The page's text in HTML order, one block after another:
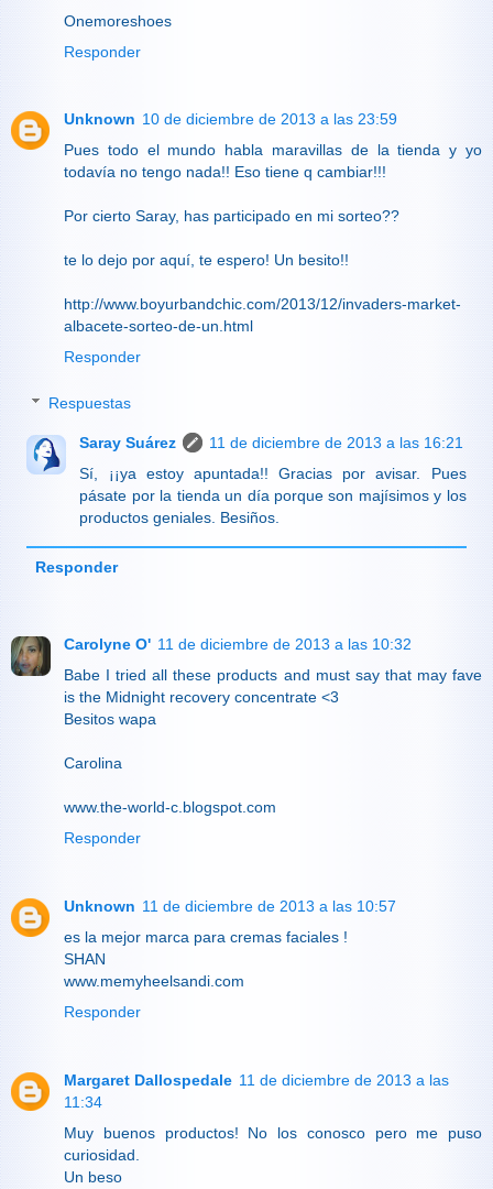
Onemoreshoes
Responder
Unknown 10 de diciembre de 2013 a las 23:59
Pues todo el mundo habla maravillas de la tienda y yo
todavía no tengo nada!! Eso tiene q cambiar!!!
Por cierto Saray, has participado en mi sorteo??
te lo dejo por aquí, te espero! Un besito!!
http://www.boyurbandchic.com/2013/12/invaders-market-
albacete-sorteo-de-un.html
Responder
Respuestas
Saray Suárez
11 de diciembre de 2013 a las 16:21
Sí, ¡¡ya estoy apuntada!! Gracias por avisar. Pues
pásate por la tienda un día porque son majísimos y los
productos geniales. Besiños.
Responder
Carolyne O' 11 de diciembre de 2013 a las 10:32
Babe I tried all these products and must say that may fave
is the Midnight recovery concentrate <3
Besitos wapa
Carolina
www.the-world-c.blogspot.com
Responder
Unknown 11 de diciembre de 2013 a las 10:57
es la mejor marca para cremas faciales !
SHAN
www.memyheelsandi.com
Responder
Margaret Dallospedale 11 de diciembre de 2013 a las
11:34
Muy buenos productos! No los conosco pero me puso
curiosidad.
Un beso